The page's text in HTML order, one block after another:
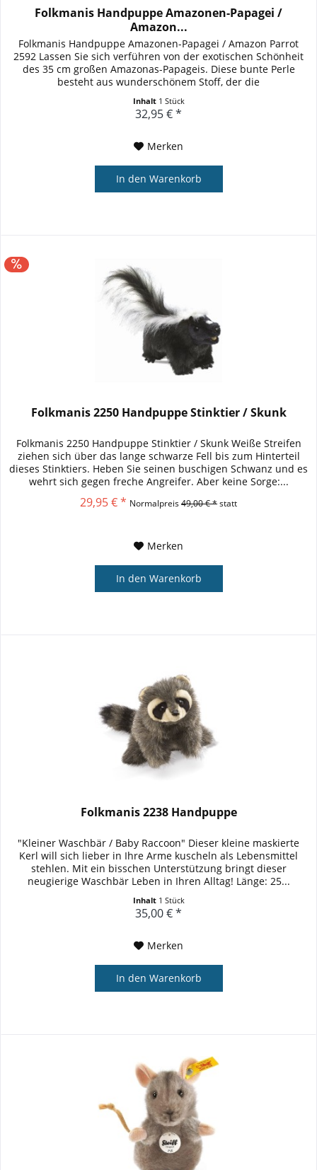
Folkmanis Handpuppe Amazonen-Papagei /
Amazon...
Folkmanis Handpuppe Amazonen-Papagei / Amazon Parrot
2592 Lassen Sie sich verführen von der exotischen Schönheit
des 35 cm großen Amazonas-Papageis. Diese bunte Perle
besteht aus wunderschönem Stoff, der die
Inhalt 1 Stück
32,95 € *
Merken
In den Warenkorb
Folkmanis 2250 Handpuppe Stinktier / Skunk
Folkmanis 2250 Handpuppe Stinktier / Skunk Weiße Streifen
ziehen sich über das lange schwarze Fell bis zum Hinterteil
dieses Stinktiers. Heben Sie seinen buschigen Schwanz und es
wehrt sich gegen freche Angreifer. Aber keine Sorge:...
29,95 € * Normalpreis49,00 € *statt
Merken
In den Warenkorb
Folkmanis 2238 Handpuppe
"Kleiner Waschbär / Baby Raccoon" Dieser kleine maskierte
Kerl will sich lieber in Ihre Arme kuscheln als Lebensmittel
stehlen. Mit ein bisschen Unterstützung bringt dieser
neugierige Waschbär Leben in Ihren Alltag! Länge: 25...
Inhalt 1 Stück
35,00 € *
Merken
In den Warenkorb